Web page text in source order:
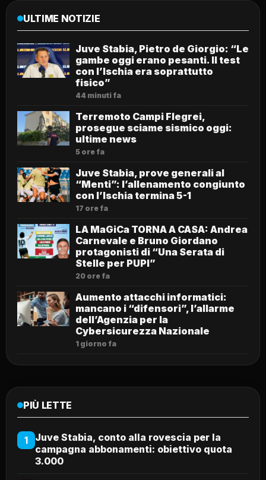
ULTIME NOTIZIE
Juve Stabia, Pietro de Giorgio: “Le
gambe oggi erano pesanti. Il test
con l’Ischia era soprattutto
fisico”
44 minuti fa
Terremoto Campi Flegrei,
prosegue sciame sismico oggi:
ultime news
5 ore fa
Juve Stabia, prove generali al
“Menti”: l’allenamento congiunto
con l’Ischia termina 5-1
17 ore fa
LA MaGiCa TORNA A CASA: Andrea
Carnevale e Bruno Giordano
protagonisti di “Una Serata di
Stelle per PUPI”
20 ore fa
Aumento attacchi informatici:
mancano i “difensori”, l’allarme
dell’Agenzia per la
Cybersicurezza Nazionale
1 giorno fa
PIÙ LETTE
1
Juve Stabia, conto alla rovescia per la
campagna abbonamenti: obiettivo quota
3.000